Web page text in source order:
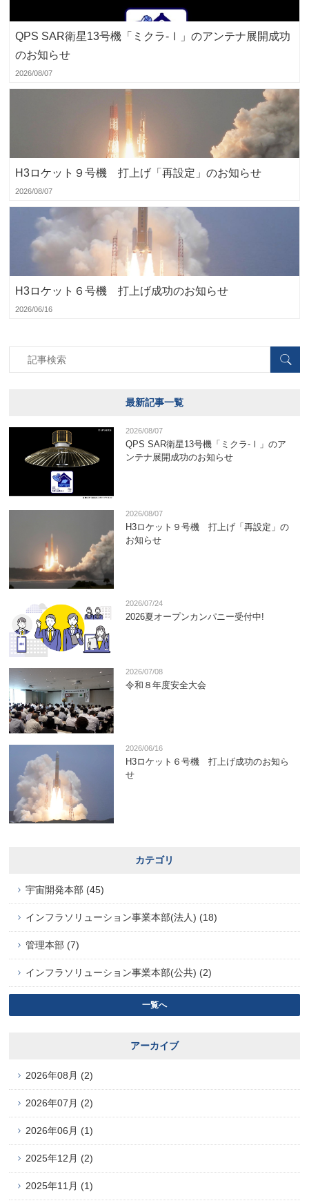
QPS SAR衛星13号機「ミクラ-Ⅰ」のアンテナ展開成功
のお知らせ
2026/08/07
H3ロケット９号機 打上げ「再設定」のお知らせ
2026/08/07
H3ロケット６号機 打上げ成功のお知らせ
2026/06/16
最新記事一覧
2026/08/07
QPS SAR衛星13号機「ミクラ-Ⅰ」のア
ンテナ展開成功のお知らせ
2026/08/07
H3ロケット９号機 打上げ「再設定」の
お知らせ
2026/07/24
2026夏オープンカンパニー受付中!
2026/07/08
令和８年度安全大会
2026/06/16
H3ロケット６号機 打上げ成功のお知ら
せ
カテゴリ
宇宙開発本部 (45)
インフラソリューション事業本部(法人) (18)
管理本部 (7)
インフラソリューション事業本部(公共) (2)
一覧へ
アーカイブ
2026年08月 (2)
2026年07月 (2)
2026年06月 (1)
2025年12月 (2)
2025年11月 (1)